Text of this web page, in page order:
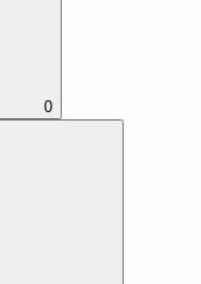
0